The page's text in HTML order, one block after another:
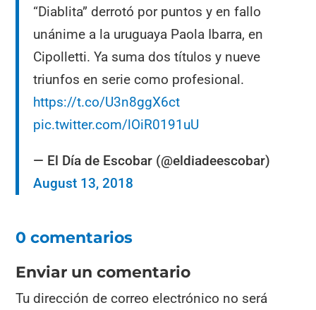
“Diablita” derrotó por puntos y en fallo
unánime a la uruguaya Paola Ibarra, en
Cipolletti. Ya suma dos títulos y nueve
triunfos en serie como profesional.
https://t.co/U3n8ggX6ct
pic.twitter.com/lOiR0191uU
— El Día de Escobar (@eldiadeescobar)
August 13, 2018
0 comentarios
Enviar un comentario
Tu dirección de correo electrónico no será